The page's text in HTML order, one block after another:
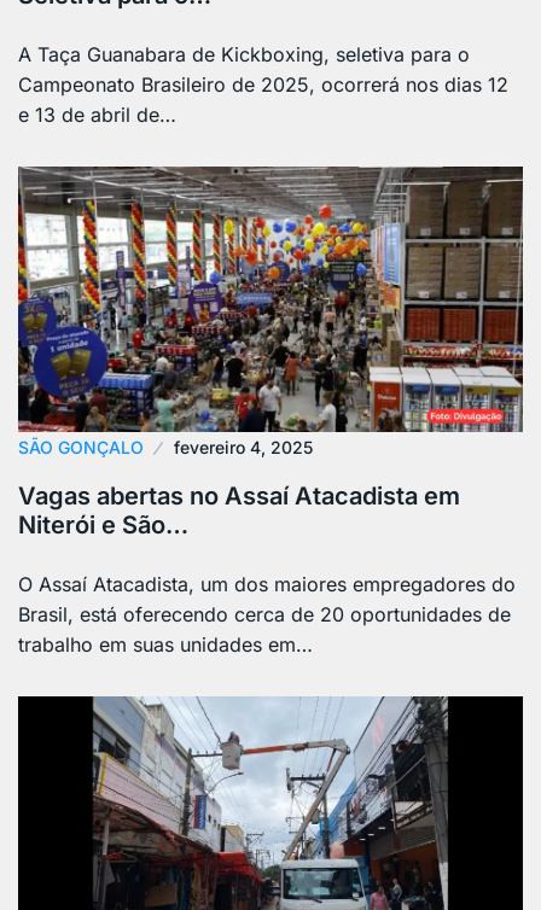
A Taça Guanabara de Kickboxing, seletiva para o
Campeonato Brasileiro de 2025, ocorrerá nos dias 12
e 13 de abril de…
SÃO GONÇALO fevereiro 4, 2025
Vagas abertas no Assaí Atacadista em
Niterói e São…
O Assaí Atacadista, um dos maiores empregadores do
Brasil, está oferecendo cerca de 20 oportunidades de
trabalho em suas unidades em…